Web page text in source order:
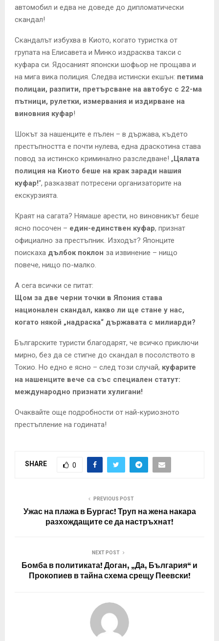
автомобил и едва не доведе до дипломатически
скандал!
Скандалът избухва в Киото, когато туристка от
групата на Елисавета и Минко издрасква такси с
куфара си. Ядосаният японски шофьор не прощава и
на мига вика полиция. Следва истински екшън: петима
полицаи, разпити, претърсване на автобус с 22-ма
пътници, рулетки, измервания и издирване на
виновния куфар!
Шокът за нашенците е пълен – в държава, където
престъпността е почти нулева, една драскотина става
повод за истинско криминално разследване! „Цялата
полиция на Киото беше на крак заради нашия
куфар!“, разказват потресени организаторите на
екскурзията.
Краят на сагата? Нямаше арести, но виновникът беше
ясно посочен – един-единствен куфар, признат
официално за престъпник. Изходът? Японците
поискаха дълбок поклон за извинение – нищо
повече, нищо по-малко.
А сега всички се питат:
Щом за две черни точки в Япония става
национален скандал, какво ли ще стане у нас,
когато някой „надраска“ държавата с милиарди?
Българските туристи благодарят, че всичко приключи
мирно, без да се стигне до скандал в посолството в
Токио. Но едно е ясно – след този случай, куфарите
на нашенците вече са със специален статут:
международно признати хулигани!
Очаквайте още подробности от най-куриозното
престъпление на годината!
SHARE 0
PREVIOUS POST
Ужас на плажа в Бургас! Труп на жена накара
разхождащите се да настръхнат!
NEXT POST
Бомба в политиката! Доган, „Да, България“ и
Прокопиев в тайна схема срещу Пеевски!